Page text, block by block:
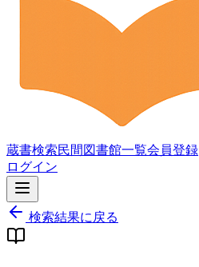
蔵書検索民間図書館一覧会員登録
ログイン
検索結果に戻る